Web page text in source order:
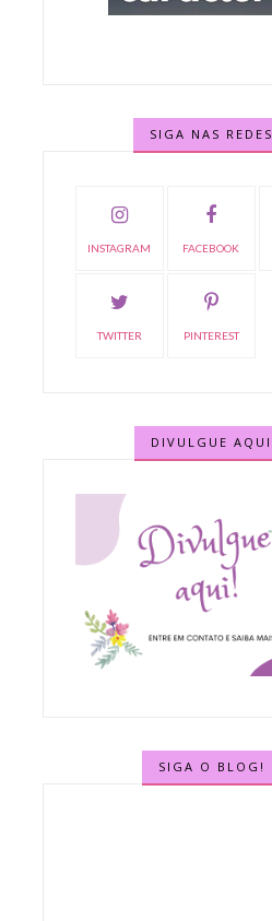
SIGA NAS REDES
INSTAGRAM FACEBOOK
TWITTER PINTEREST
DIVULGUE AQUI
SIGA O BLOG!